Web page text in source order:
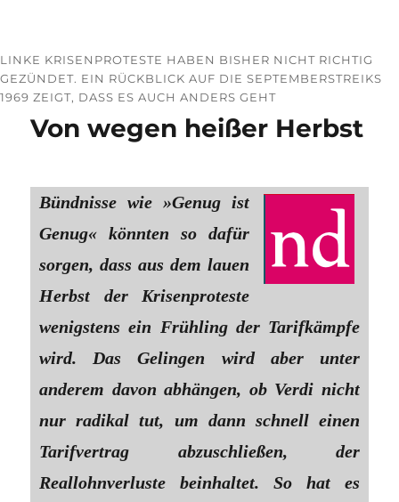
LINKE KRISENPROTESTE HABEN BISHER NICHT RICHTIG
GEZÜNDET. EIN RÜCKBLICK AUF DIE SEPTEMBERSTREIKS
1969 ZEIGT, DASS ES AUCH ANDERS GEHT
Von wegen heißer Herbst
Bündnisse wie »Genug ist
Genug« könnten so dafür
sorgen, dass aus dem lauen
Herbst der Krisenproteste
wenigstens ein Frühling der Tarifkämpfe
wird. Das Gelingen wird aber unter
anderem davon abhängen, ob Verdi nicht
nur radikal tut, um dann schnell einen
Tarifvertrag abzuschließen, der
Reallohnverluste beinhaltet. So hat es